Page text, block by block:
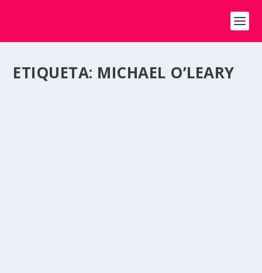
ETIQUETA: MICHAEL O’LEARY